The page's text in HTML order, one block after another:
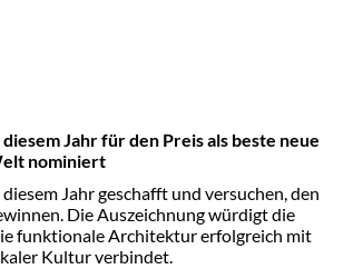
Jahr für den Preis als beste neue
nominiert
Jahr geschafft und versuchen, den
Die Auszeichnung würdigt die
funktionale Architektur erfolgreich mit
Kultur verbindet.